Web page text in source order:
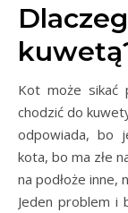
Kot może
chodzić do
odpowiada, bo
kota, bo ma złe
na podłoże
Jeden problem i